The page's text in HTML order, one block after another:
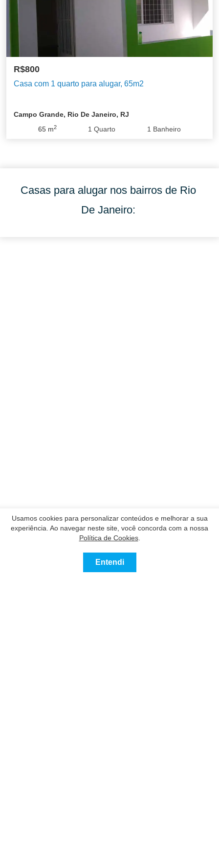
Contatar
R$800
Casa com 1 quarto para alugar, 65m2
Campo Grande, Rio De Janeiro, RJ
65m2 1 Quarto 1 Banheiro
Casas para alugar nos bairros de Rio
De Janeiro:
Usamos cookies para personalizar conteúdos e melhorar a sua
experiência. Ao navegar neste site, você concorda com a nossa
Política de Cookies.
Entendi